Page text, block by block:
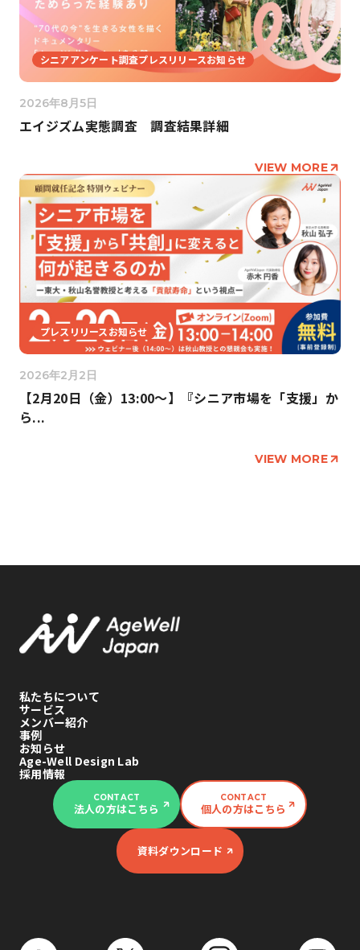
シニアアンケート調査プレスリリースお知らせ
2026年8月5日
エイジズム実態調査 調査結果詳細
VIEW MORE
プレスリリースお知らせ
2026年2月2日
【2月20日（金）13:00〜】『シニア市場を「支援」か
ら...
VIEW MORE
私たちについて
サービス
メンバー紹介
事例
お知らせ
Age-Well Design Lab
採用情報
CONTACT
法人の方はこちら
CONTACT
個人の方はこちら
資料ダウンロード